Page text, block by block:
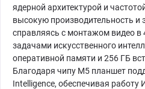
ядерной архитектурой и
высокую производительность и
справляясь с монтажом видео в
задачами искусственного
оперативной памяти и 256 ГБ
Благодаря чипу M5 планшет
Intelligence, обеспечивая